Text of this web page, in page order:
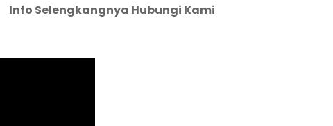
Info Selengkangnya Hubungi Kami